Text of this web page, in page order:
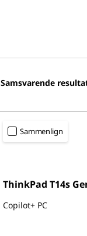
Samsvarende
Sammenlign
ThinkPad T14s
Copilot+ PC